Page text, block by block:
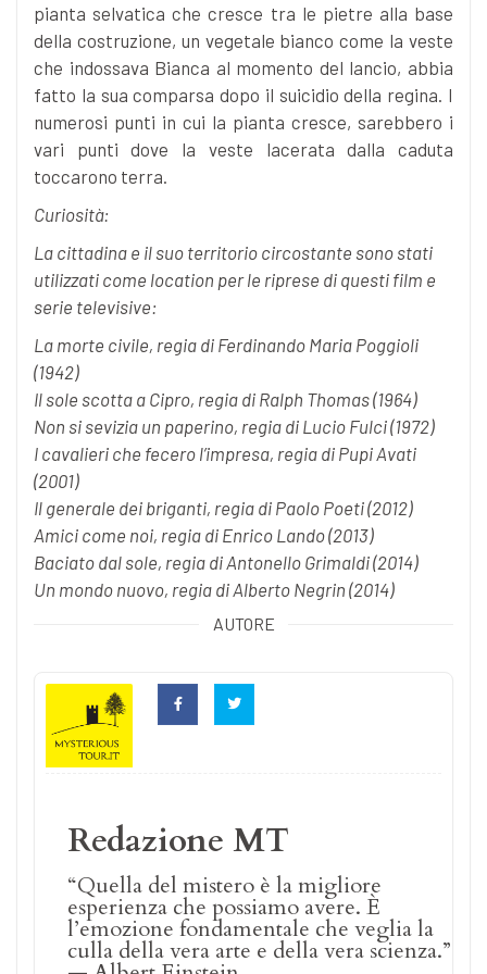
pianta selvatica che cresce tra le pietre alla base
della costruzione, un vegetale bianco come la veste
che indossava Bianca al momento del lancio, abbia
fatto la sua comparsa dopo il suicidio della regina. I
numerosi punti in cui la pianta cresce, sarebbero i
vari punti dove la veste lacerata dalla caduta
toccarono terra.
Curiosità:
La cittadina e il suo territorio circostante sono stati
utilizzati come location per le riprese di questi film e
serie televisive:
La morte civile, regia di Ferdinando Maria Poggioli
(1942)
Il sole scotta a Cipro, regia di Ralph Thomas (1964)
Non si sevizia un paperino, regia di Lucio Fulci (1972)
I cavalieri che fecero l’impresa, regia di Pupi Avati
(2001)
Il generale dei briganti, regia di Paolo Poeti (2012)
Amici come noi, regia di Enrico Lando (2013)
Baciato dal sole, regia di Antonello Grimaldi (2014)
Un mondo nuovo, regia di Alberto Negrin (2014)
AUTORE
Redazione MT
“Quella del mistero è la migliore
esperienza che possiamo avere. È
l’emozione fondamentale che veglia la
culla della vera arte e della vera scienza.”